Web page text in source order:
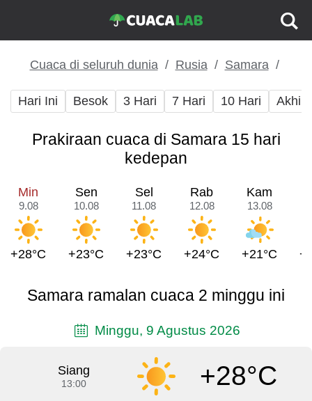
Cuaca di seluruh dunia Rusia Samara
Hari Ini Besok 3 Hari 7 Hari 10 Hari Akhir
Prakiraan cuaca di Samara 15 hari
kedepan
Min
9.08
+28°C
Sen
10.08
+23°C
Sel
11.08
+23°C
Rab
12.08
+24°C
Kam
13.08
+21°C
Samara ramalan cuaca 2 minggu ini
Minggu, 9 Agustus 2026
Siang
13:00 +28°C